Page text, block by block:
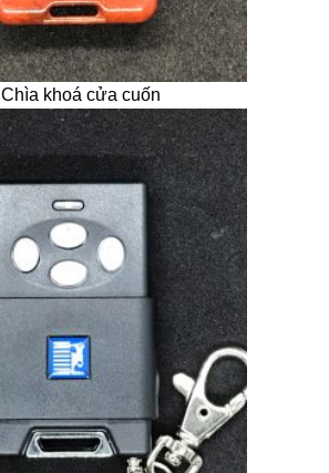
Chìa khoá cửa cuốn